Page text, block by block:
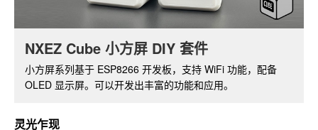
NXEZ Cube 小方屏 DIY 套件
小方屏系列基于 ESP8266 开发板，支持 WiFi 功能，配备
OLED 显示屏。可以开发出丰富的功能和应用。
树莓派摄像头套件
基于树莓派 ZERO W，带红外夜视功能的摄像头套件。通过
软件可实现视频的实时监控和无线传输。
灵光乍现